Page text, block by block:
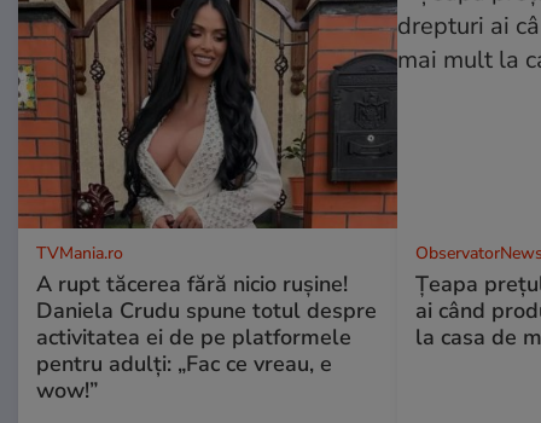
TVMania.ro
A rupt tăcerea fără nicio rușine!
Daniela Crudu spune totul despre
activitatea ei de pe platformele
pentru adulți: „Fac ce vreau, e
wow!”
Țeapa
ai când
la casa de